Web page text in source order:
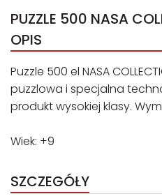
PUZZLE 500 NASA
OPIS
Puzzle 500 el NASA
puzzlowa i specjalna
produkt wysokiej klasy.
Wiek: +9
SZCZEGÓŁY